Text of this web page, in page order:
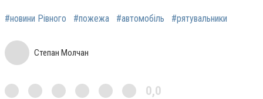
#новини Рівного #пожежа #автомобіль #рятувальники
Степан Молчан
0,0